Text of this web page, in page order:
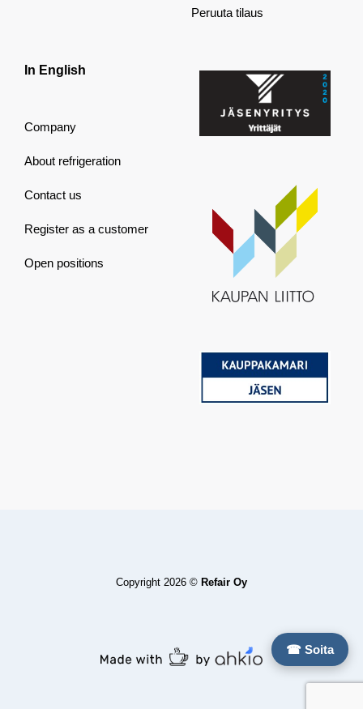
Peruuta tilaus
In English
Company
About refrigeration
Contact us
Register as a customer
Open positions
☎ Soita
Copyright 2026 © Refair Oy